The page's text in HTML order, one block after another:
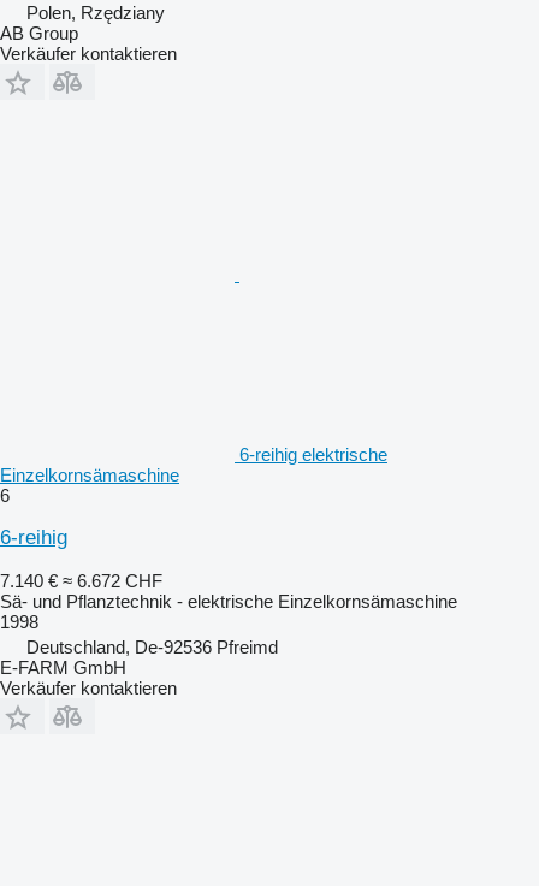
Polen, Rzędziany
AB Group
Verkäufer kontaktieren
6-reihig elektrische
Einzelkornsämaschine
6
6-reihig
7.140 € ≈ 6.672 CHF
Sä- und Pflanztechnik - elektrische Einzelkornsämaschine
1998
Deutschland, De-92536 Pfreimd
E-FARM GmbH
Verkäufer kontaktieren